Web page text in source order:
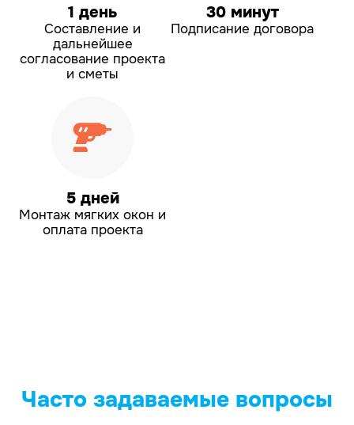
1 день
Составление и
дальнейшее
согласование проекта
и сметы
30 минут
Подписание договора
5 дней
Монтаж мягких окон и
оплата проекта
Часто задаваемые вопросы